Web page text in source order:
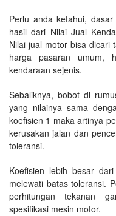
Perlu anda ketahui,
hasil dari Nilai Jual
Nilai jual motor bisa dicari
harga pasaran umum,
kendaraan sejenis.
Sebaliknya, bobot di
yang nilainya sama
koefisien 1 maka artinya
kerusakan jalan dan
toleransi.
Koefisien lebih besar
melewati batas toleransi.
perhitungan tekanan
spesifikasi mesin motor.